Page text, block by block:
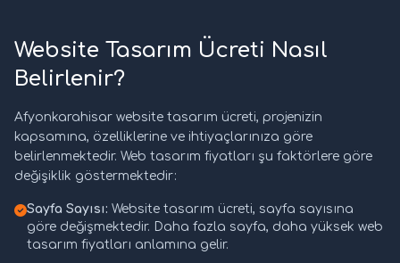
Website Tasarım Ücreti Nasıl
Belirlenir?
Afyonkarahisar website tasarım ücreti, projenizin
kapsamına, özelliklerine ve ihtiyaçlarınıza göre
belirlenmektedir. Web tasarım fiyatları şu faktörlere göre
değişiklik göstermektedir:
Sayfa Sayısı: Website tasarım ücreti, sayfa sayısına
göre değişmektedir. Daha fazla sayfa, daha yüksek web
tasarım fiyatları anlamına gelir.